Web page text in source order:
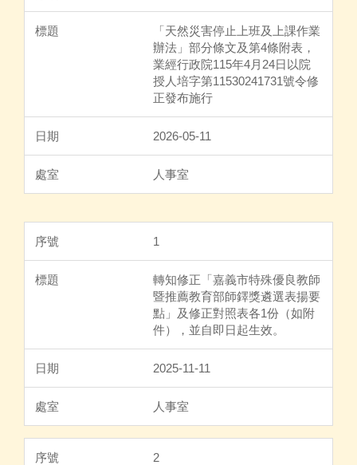
「天然災害停止上班及上課作業
辦法」部分條文及第4條附表，
業經行政院115年4月24日以院
授人培字第11530241731號令修
正發布施行
2026-05-11
人事室
1
轉知修正「嘉義市特殊優良教師
暨推薦教育部師鐸獎遴選表揚要
點」及修正對照表各1份（如附
件），並自即日起生效。
2025-11-11
人事室
2